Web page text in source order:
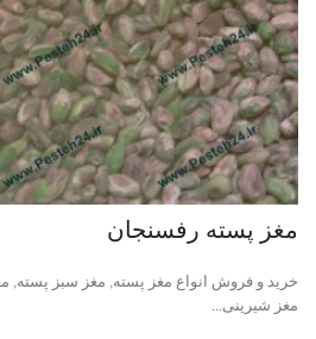
مغز پسته رفسنجان
خرید و فروش انواع مغز پسته, مغز سبز پسته,
مغز شیرینی...